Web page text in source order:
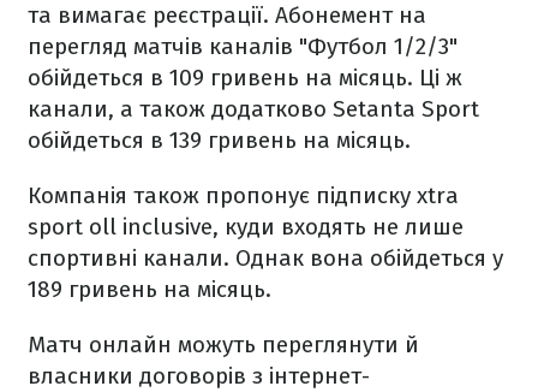
та вимагає реєстрації. Абонемент на
перегляд матчів каналів "Футбол 1/2/3"
обійдеться в 109 гривень на місяць. Ці ж
канали, а також додатково Setanta Sport
обійдеться в 139 гривень на місяць.
Компанія також пропонує підписку xtra
sport oll inclusive, куди входять не лише
спортивні канали. Однак вона обійдеться у
189 гривень на місяць.
Матч онлайн можуть переглянути й
власники договорів з інтернет-